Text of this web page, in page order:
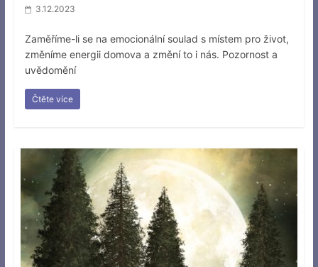
3.12.2023
Zaměříme-li se na emocionální soulad s místem pro život,
změníme energii domova a změní to i nás. Pozornost a
uvědomění
Čtěte více